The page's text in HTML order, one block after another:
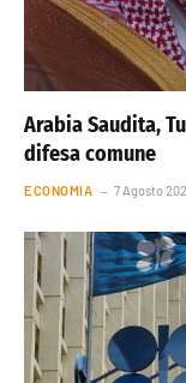
Arabia Saudita,
difesa comune
ECONOMIA 7 Agosto